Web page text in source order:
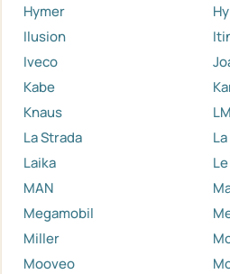
Hymer
Ilusion
Iveco
Kabe
Knaus
La Strada
Laika
MAN
Megamobil
Miller
Mooveo